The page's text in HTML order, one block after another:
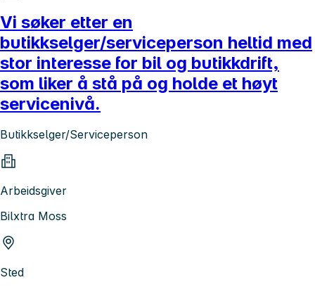
Vi søker etter en
butikkselger/serviceperson heltid med
stor interesse for bil og butikkdrift,
som liker å stå på og holde et høyt
servicenivå.
Butikkselger/Serviceperson
Arbeidsgiver
Bilxtra Moss
Sted